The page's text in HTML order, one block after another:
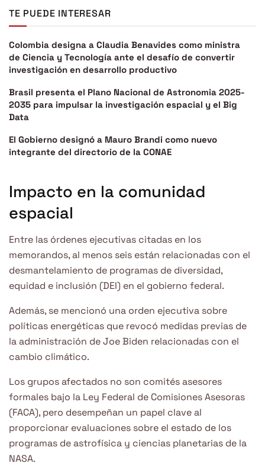
TE PUEDE INTERESAR
Colombia designa a Claudia Benavides como ministra
de Ciencia y Tecnología ante el desafío de convertir
investigación en desarrollo productivo
Brasil presenta el Plano Nacional de Astronomia 2025-
2035 para impulsar la investigación espacial y el Big
Data
El Gobierno designó a Mauro Brandi como nuevo
integrante del directorio de la CONAE
Impacto en la comunidad
espacial
Entre las órdenes ejecutivas citadas en los
memorandos, al menos seis están relacionadas con el
desmantelamiento de programas de diversidad,
equidad e inclusión (DEI) en el gobierno federal.
Además, se mencionó una orden ejecutiva sobre
políticas energéticas que revocó medidas previas de
la administración de Joe Biden relacionadas con el
cambio climático.
Los grupos afectados no son comités asesores
formales bajo la Ley Federal de Comisiones Asesoras
(FACA), pero desempeñan un papel clave al
proporcionar evaluaciones sobre el estado de los
programas de astrofísica y ciencias planetarias de la
NASA.